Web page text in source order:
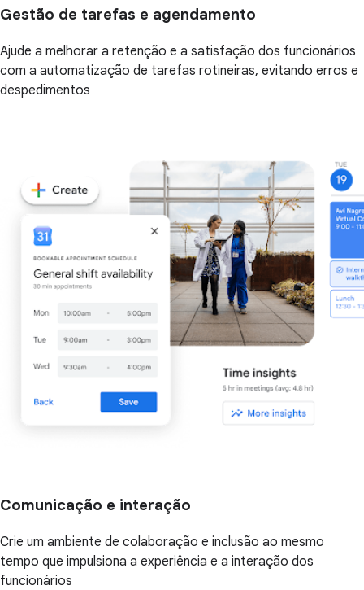
Gestão de tarefas e agendamento
Ajude a melhorar a retenção e a satisfação dos funcionários
com a automatização de tarefas rotineiras, evitando erros e
despedimentos
Comunicação e interação
Crie um ambiente de colaboração e inclusão ao mesmo
tempo que impulsiona a experiência e a interação dos
funcionários